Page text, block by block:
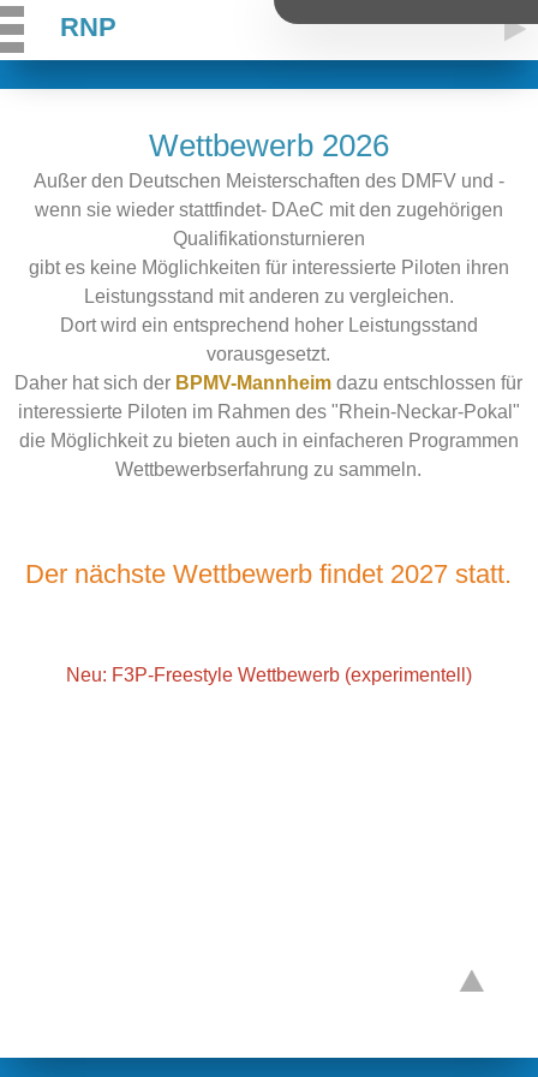
// RNP
Wettbewerb 2026
Außer den Deutschen Meisterschaften des DMFV und -
wenn sie wieder stattfindet- DAeC mit den zugehörigen
Qualifikationsturnieren
gibt es keine Möglichkeiten für interessierte Piloten ihren
Leistungsstand mit anderen zu vergleichen.
Dort wird ein entsprechend hoher Leistungsstand
vorausgesetzt.
Daher hat sich der BPMV-Mannheim dazu entschlossen für
interessierte Piloten im Rahmen des "Rhein-Neckar-Pokal"
die Möglichkeit zu bieten auch in einfacheren Programmen
Wettbewerbserfahrung zu sammeln.
Der nächste Wettbewerb findet 2027 statt.
Neu: F3P-Freestyle Wettbewerb (experimentell)